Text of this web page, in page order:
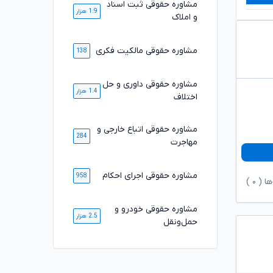
( ۰
مشاوره حقوقی ثبت اسناد
و املاک
1.9 هزار
مشاوره حقوقی مالکیت فکری 138
مشاوره حقوقی داوری و حل
اختلاف
1.4 هزار
مشاوره حقوقی اتباع خارجی و
مهاجرت
284
مشاوره حقوقی اجرای احکام 958
مشاوره حقوقی خودرو و
حمل‌ونقل
2.5 هزار